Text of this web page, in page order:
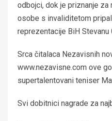
odbojci, dok je priznanje
osobe s invaliditetom
reprezentacije BiH Stevanu
Srca čitalaca Nezavisnih
www.nezavisne.com ove
supertalentovani teniser
Svi dobitnici nagrade za